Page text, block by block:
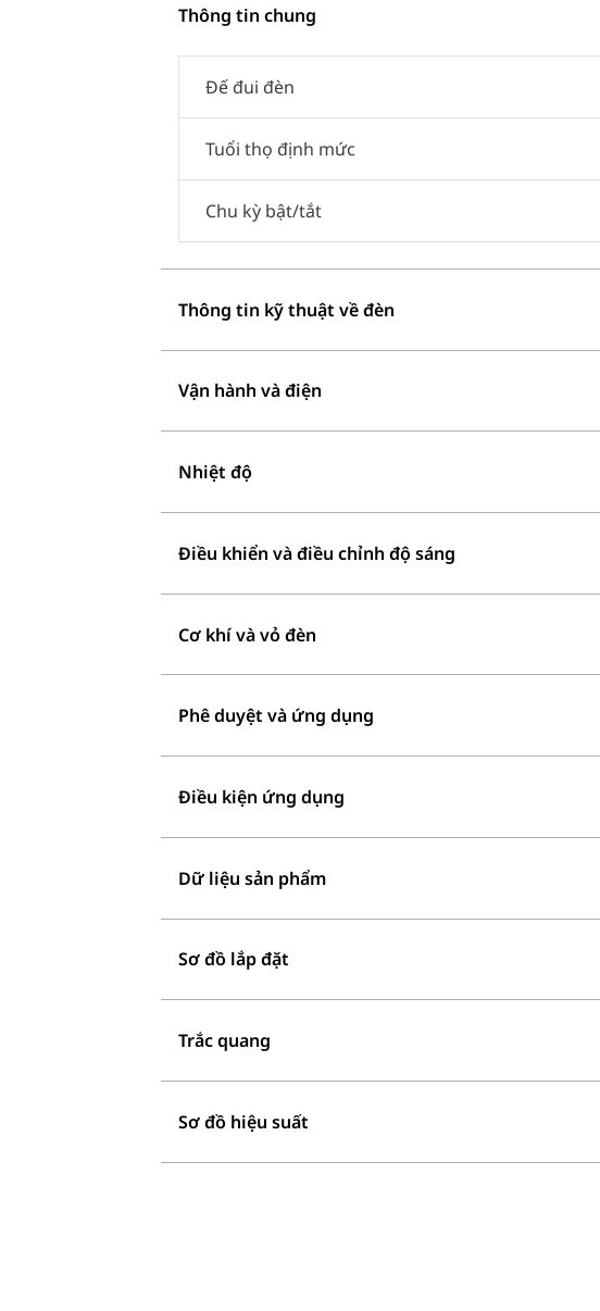
Thông tin chung
Đế đui đèn
Tuổi thọ định mức
Chu kỳ bật/tắt
Thông tin kỹ thuật về đèn
Vận hành và điện
Nhiệt độ
Điều khiển và điều chỉnh độ sáng
Cơ khí và vỏ đèn
Phê duyệt và ứng dụng
Điều kiện ứng dụng
Dữ liệu sản phẩm
Sơ đồ lắp đặt
Trắc quang
Sơ đồ hiệu suất